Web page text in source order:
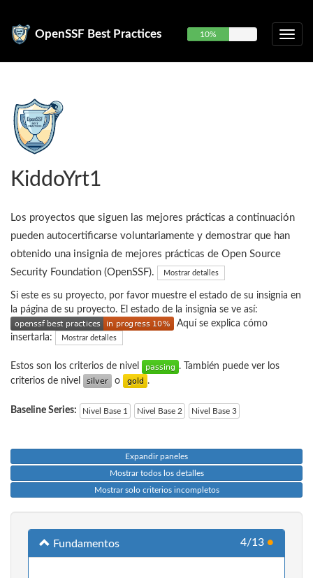
OpenSSF Best Practices 10%
KiddoYrt1
Los proyectos que siguen las mejores prácticas a continuación
pueden autocertificarse voluntariamente y demostrar que han
obtenido una insignia de mejores prácticas de Open Source
Security Foundation (OpenSSF).
Mostrar detalles
Si este es su proyecto, por favor muestre el estado de su insignia en
la página de su proyecto. El estado de la insignia se ve así:
Aquí se explica cómo
insertarla:
Mostrar detalles
Estos son los criterios de nivel
. También puede ver los
criterios de nivel
o .
Baseline Series: Nivel Base 1 Nivel Base 2 Nivel Base 3
Expandir paneles
Mostrar todos los detalles
Mostrar solo criterios incompletos
Fundamentos 4/13 ●